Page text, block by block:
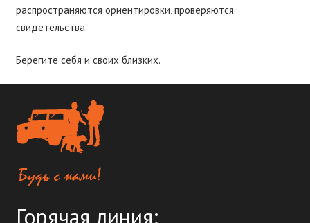
распространяются ориентировки, проверяются
свидетельства.
Берегите себя и своих близких.
Горячая линия: